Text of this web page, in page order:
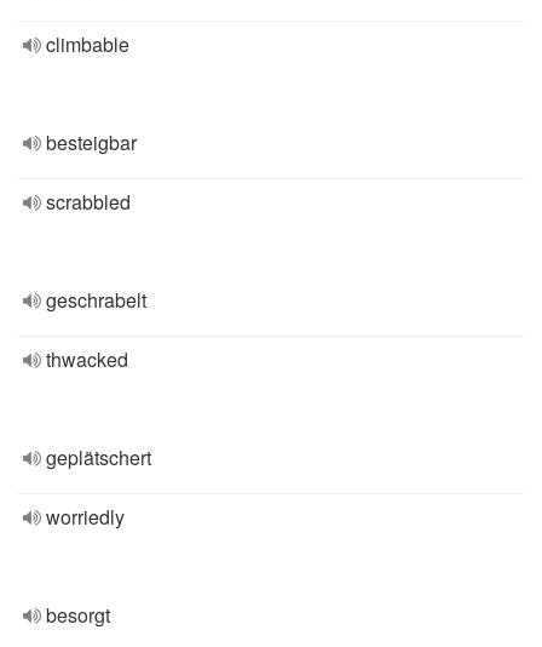
climbable
besteigbar
scrabbled
geschrabelt
thwacked
geplätschert
worriedly
besorgt